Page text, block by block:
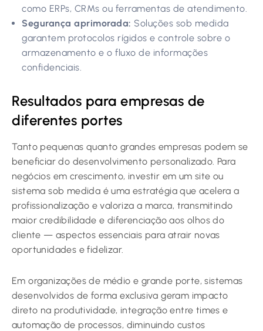
como ERPs, CRMs ou ferramentas de atendimento.
Segurança aprimorada: Soluções sob medida
garantem protocolos rígidos e controle sobre o
armazenamento e o fluxo de informações
confidenciais.
Resultados para empresas de
diferentes portes
Tanto pequenas quanto grandes empresas podem se
beneficiar do desenvolvimento personalizado. Para
negócios em crescimento, investir em um site ou
sistema sob medida é uma estratégia que acelera a
profissionalização e valoriza a marca, transmitindo
maior credibilidade e diferenciação aos olhos do
cliente — aspectos essenciais para atrair novas
oportunidades e fidelizar.
Em organizações de médio e grande porte, sistemas
desenvolvidos de forma exclusiva geram impacto
direto na produtividade, integração entre times e
automação de processos, diminuindo custos